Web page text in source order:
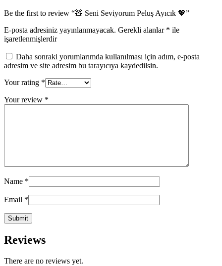
Be the first to review “🧸 Seni Seviyorum Peluş Ayıcık 💖”
E-posta adresiniz yayınlanmayacak. Gerekli alanlar * ile
işaretlenmişlerdir
Daha sonraki yorumlarımda kullanılması için adım, e-posta
adresim ve site adresim bu tarayıcıya kaydedilsin.
Your rating *
Your review *
Name *
Email *
Reviews
There are no reviews yet.